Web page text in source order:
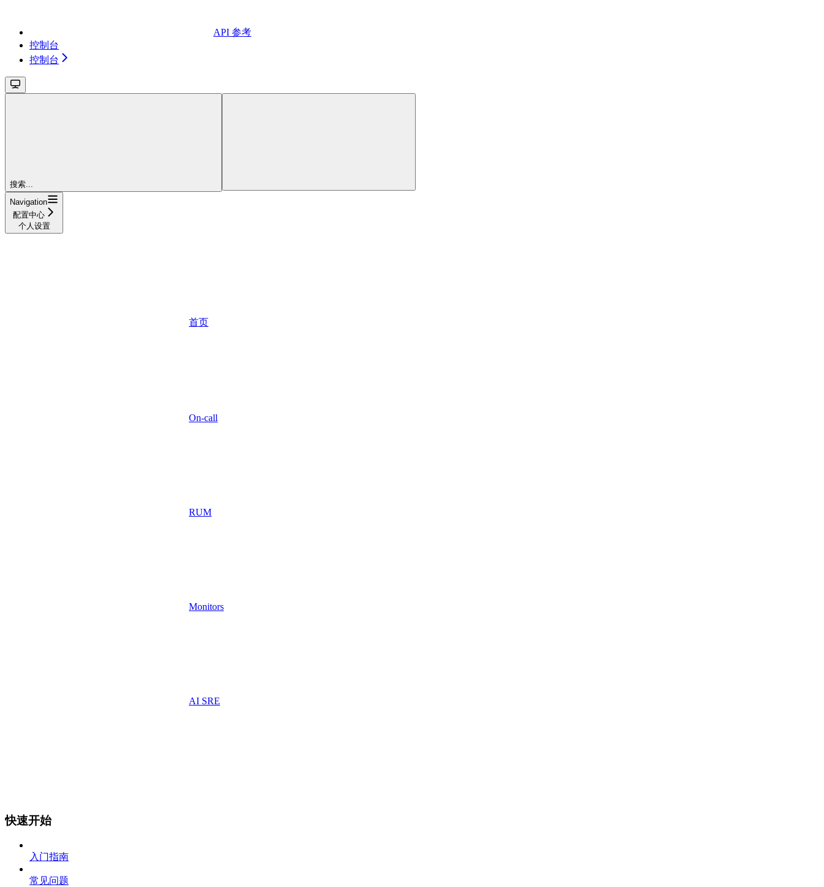
API 参考
控制台
控制台
搜索...
Navigation
配置中心
个人设置
首页
On-call
RUM
Monitors
AI SRE
快速开始
入门指南
常见问题